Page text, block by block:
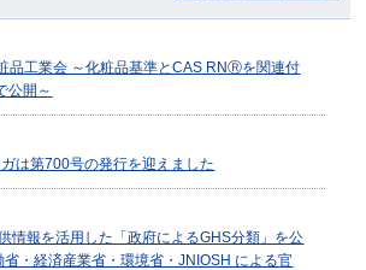
品工業会 ～化粧品基準とCAS RNⓇを関連付
公開～
ガは第700号の発行を迎えました
情報を活用した「政府によるGHS分類」を公
省・経済産業省・環境省・JNIOSH による官